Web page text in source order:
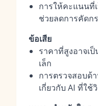
การให้คะแนนที่
ช่วยลดการคัดก
ข้อเสีย
ราคาที่สูงอาจเ
เล็ก
การตรวจสอบด้
เกี่ยวกับ AI ที่ใ